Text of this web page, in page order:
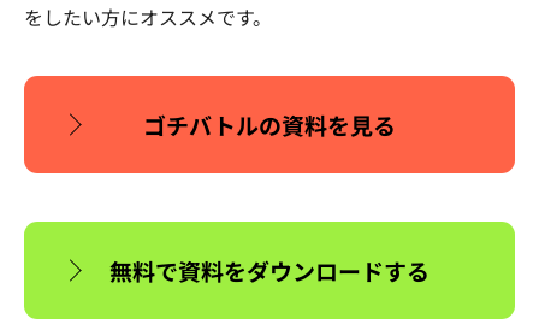
をしたい方にオススメです。
ゴチバトルの資料を見る
無料で資料をダウンロードする